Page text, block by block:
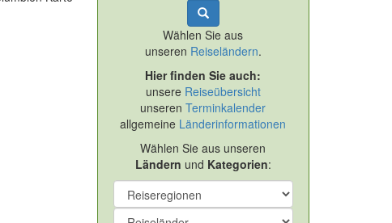
Wählen Sie aus
unseren Reiseländern.
Hier finden Sie auch:
unsere Reiseübersicht
unserenTerminkalender
allgemeine Länderinformationen
Wählen Sie aus unseren
Ländern und Kategorien: